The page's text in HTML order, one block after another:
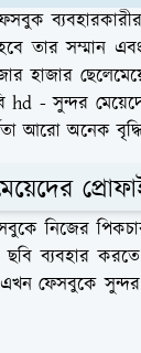
তার সম্মান
হাজার
- সুন্দর
আরো অনেক
নিজের
ব্যবহার
ফেসবুকে সুন্দর